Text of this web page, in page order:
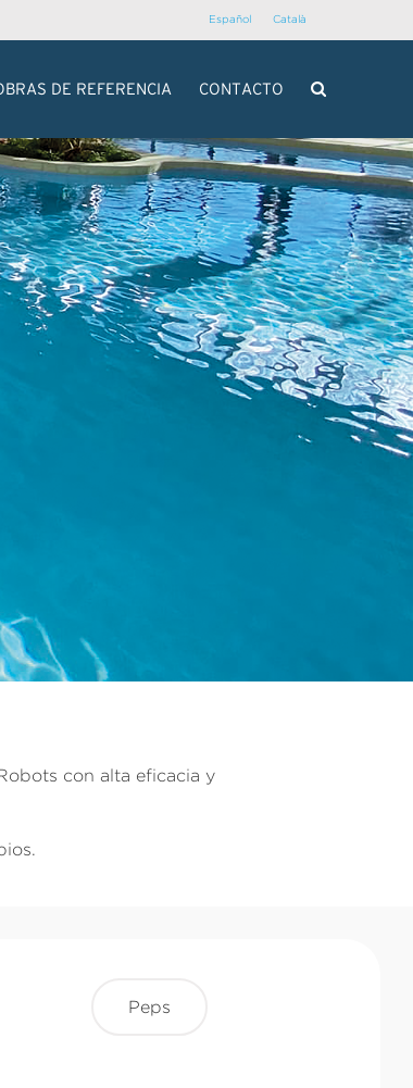
Español Català
DE REFERENCIA CONTACTO
con alta eficacia y
Peps